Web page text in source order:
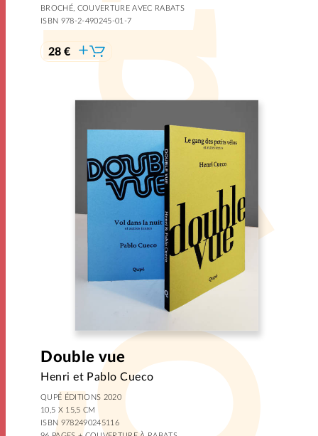
BROCHÉ, COUVERTURE AVEC RABATS
ISBN 978-2-490245-01-7
28 €
Double vue
Henri et Pablo Cueco
QUPÉ ÉDITIONS 2020
10,5 X 15,5 CM
ISBN 9782490245116